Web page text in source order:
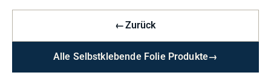
←Zurück
Alle Selbstklebende Folie Produkte→